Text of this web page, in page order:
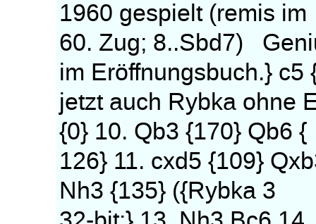
1960 gespielt (remis im
60. Zug; 8..Sbd7)
im Eröffnungsbuch.} c5
jetzt auch Rybka ohne
{0} 10. Qb3 {170} Qb6 {
126} 11. cxd5 {109}
Nh3 {135} ({Rybka 3